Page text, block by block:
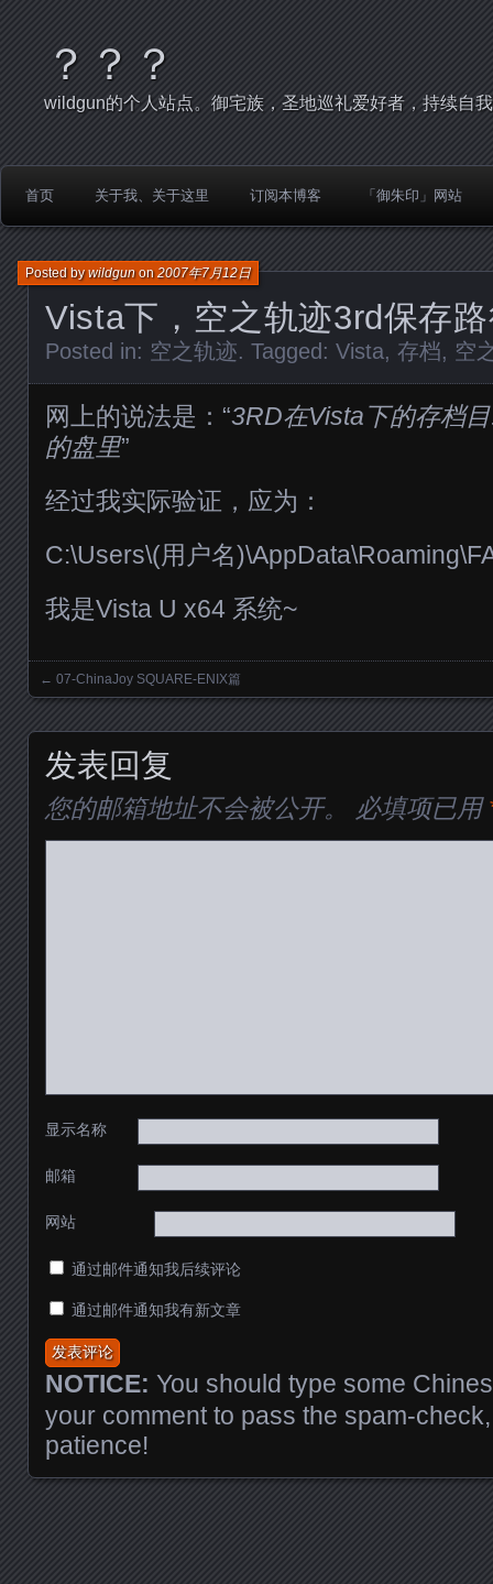
？？？
wildgun的个人站点。御宅族，圣地巡礼爱好者，持续自
首页 关于我、关于这里 订阅本博客 「御朱印」网站
Vista下，空之轨迹3rd保存
Posted bywildgunon2007年7月12日
Posted in: 空之轨迹. Tagged: Vista, 存档, 空
网上的说法是：“3RD在Vista下的存档
的盘里”
经过我实际验证，应为：
C:\Users\(用户名
我是Vista U x64 系统~
Posts navigation
← 07-ChinaJoy SQUARE-ENIX篇
发表回复
您的邮箱地址不会被公开。 必填项已用
显示名称
邮箱
网站
通过邮件通知我后续评论
通过邮件通知我有新文章
NOTICE: You should type some
your comment to pass the spam-
patience!